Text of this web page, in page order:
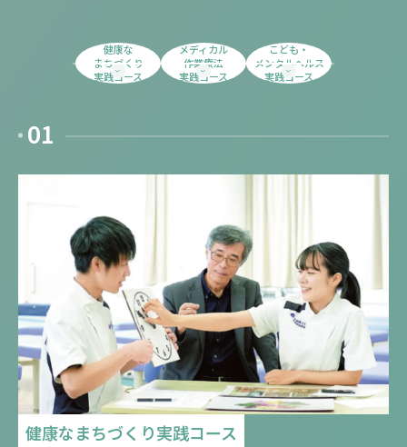
健康な
まちづくり
実践コース
メディカル
作業療法
実践コース
こども・
メンタルヘルス
実践コース
01
健康なまちづくり実践コース